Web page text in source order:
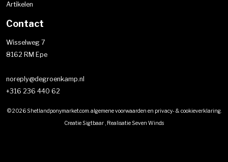
Artikelen
Contact
Wisselweg 7
8162 RM Epe
noreply@degroenkamp.nl
+316 236 440 62
© 2026 Shetlandponymarket.com.algemene voorwaarden en privacy- & cookieverklaring.
CreatieSigtbaar , RealisatieSeven Winds